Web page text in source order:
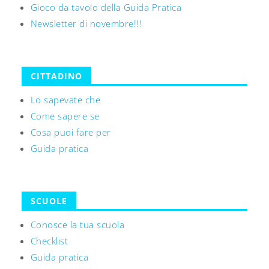
Gioco da tavolo della Guida Pratica
Newsletter di novembre!!!
CITTADINO
Lo sapevate che
Come sapere se
Cosa puoi fare per
Guida pratica
SCUOLE
Conosce la tua scuola
Checklist
Guida pratica